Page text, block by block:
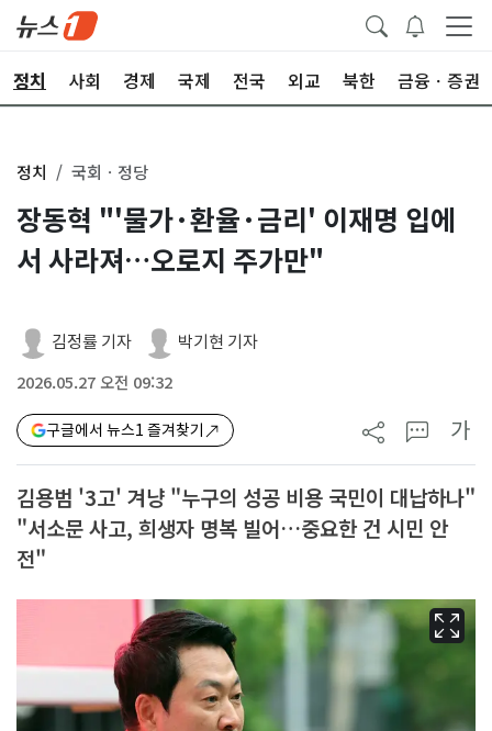
정치 사회 경제 국제 전국 외교 북한 금융ㆍ증권
정치 국회ㆍ정당
장동혁 "'물가·환율·금리' 이재명 입에
서 사라져…오로지 주가만"
김정률 기자 박기현 기자
2026.05.27 오전 09:32
구글에서 뉴스1 즐겨찾기 가
김용범 '3고' 겨냥 "누구의 성공 비용 국민이 대납하나"
"서소문 사고, 희생자 명복 빌어…중요한 건 시민 안
전"